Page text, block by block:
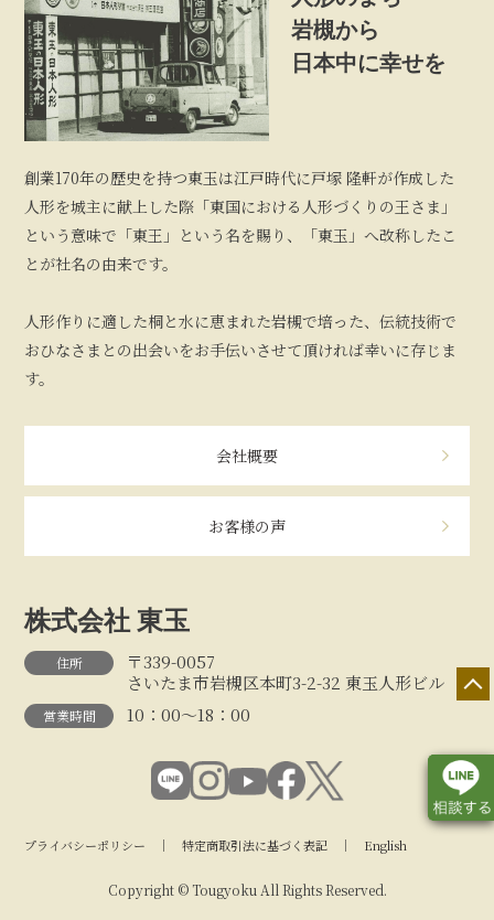
岩槻から
日本中に幸せを
創業170年の歴史を持つ東玉は江戸時代に戸塚 隆軒が作成した
人形を城主に献上した際「東国における人形づくりの王さま」
という意味で「東王」という名を賜り、「東玉」へ改称したこ
とが社名の由来です。
人形作りに適した桐と水に恵まれた岩槻で培った、伝統技術で
おひなさまとの出会いをお手伝いさせて頂ければ幸いに存じま
す。
会社概要
お客様の声
株式会社 東玉
住所
〒339-0057
さいたま市岩槻区本町3-2-32 東玉人形ビル
営業時間 10：00～18：00
プライバシーポリシー ｜特定商取引法に基づく表記 ｜ English
Copyright © Tougyoku All Rights Reserved.
展示会情報 カタログ請求